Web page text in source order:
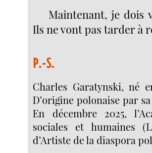
Maintenant, je dois
Ils ne vont pas tarder à
P.-S.
Charles Garatynski, né
D’origine polonaise par
En décembre 2025,
sociales et humaines
d’Artiste de la diaspora